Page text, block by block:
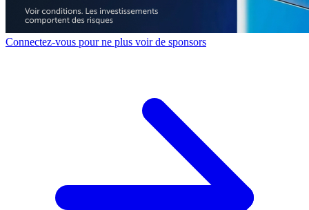
Connectez-vous pour ne plus voir de sponsors